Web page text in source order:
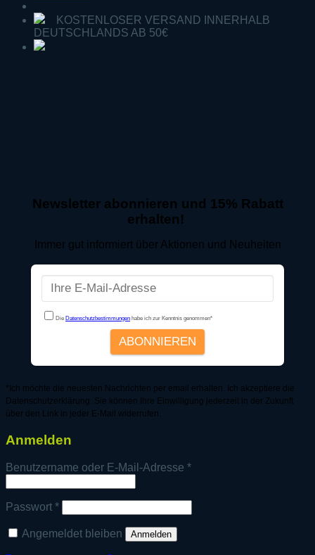
KOSTENLOSER VERSAND INNERHALB
DEUTSCHLANDS AB 50€
Newsletter abonnieren und 15% Rabatt
erhalten!
Immer gut informiert über Aktionen und Neuheiten
*Ich möchte die neuesten Nachrichten per email erhalten. Ich akzeptiere die
Datenschutzerklärung. Sie können Ihre Einwilligung jederzeit in der Zukunft
über den Link in jeder E-Mail widerrufen.
Anmelden
Benutzername oder E-Mail-Adresse *Erforderlich
Passwort *Erforderlich
Angemeldet bleiben Anmelden